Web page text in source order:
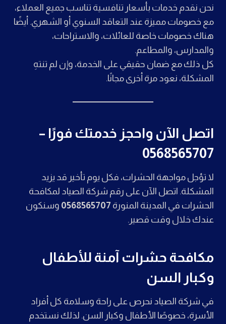
نحن نقدم خدمات بأسعار تنافسية تناسب جميع العملاء،
مع خصومات مميزة عند التعاقد السنوي أو الشهري. أيضًا
هناك خصومات خاصة للعائلات، والاستراحات،
والمدارس، والمطاعم.
كل ذلك مع ضمان حقيقي على الخدمة، وإن لم تنتهِ
المشكلة، نعود مرة أخرى مجانًا.
اتصل الآن واحجز خدمتك فورًا –
0568565707
لا تؤجل مواجهة الحشرات، فكل يوم تأخير قد يزيد
المشكلة. اتصل الآن على رقم شركة الصياد لمكافحة
الحشرات في المدينة المنورة 0568565707 وسنكون
عندك خلال وقت قصير.
مكافحة حشرات آمنة للأطفال
وكبار السن
في شركة الصياد نحرص على راحة وسلامة كل أفراد
الأسرة، خصوصًا الأطفال وكبار السن. لذلك نستخدم